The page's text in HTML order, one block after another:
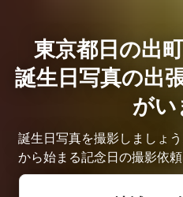
東京都日の出
誕生日写真の出
がい
誕生日写真を撮影しましょ
から始まる記念日の撮影依頼